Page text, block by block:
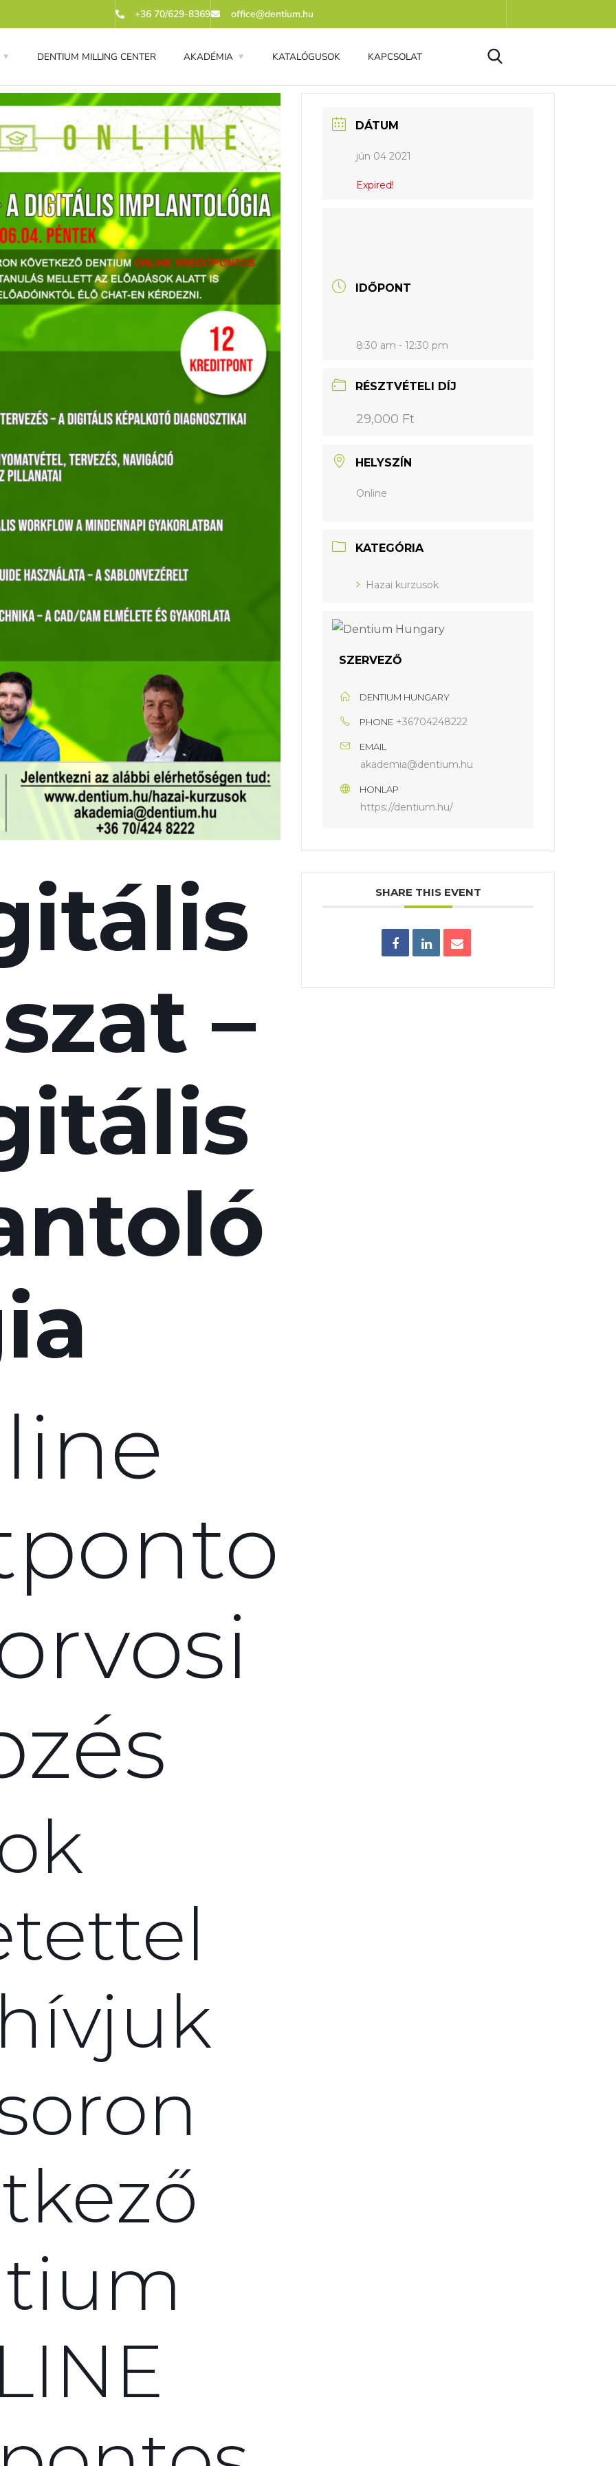
+36 70/629-8369 office@dentium.hu
DENTIUM MILLING CENTER AKADÉMIA KATALÓGUSOK KAPCSOLAT
–
DÁTUM
jún 04 2021
Expired!
IDŐPONT
8:30 am - 12:30 pm
RÉSZTVÉTELI DÍJ
29,000 Ft
HELYSZÍN
Online
KATEGÓRIA
Hazai kurzusok
SZERVEZŐ
DENTIUM HUNGARY
PHONE +36704248222
EMAIL
akademia@dentium.hu
HONLAP
https://dentium.hu/
SHARE THIS EVENT